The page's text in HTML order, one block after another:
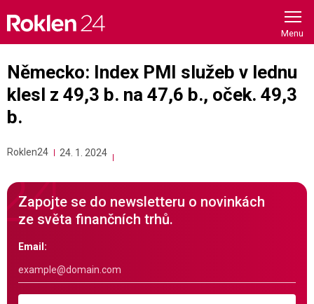
content
Německo: Index PMI služeb v lednu
klesl z 49,3 b. na 47,6 b., oček. 49,3
b.
Roklen24 24. 1. 2024
Zapojte se do newsletteru o novinkách
ze světa finančních trhů.
Email: